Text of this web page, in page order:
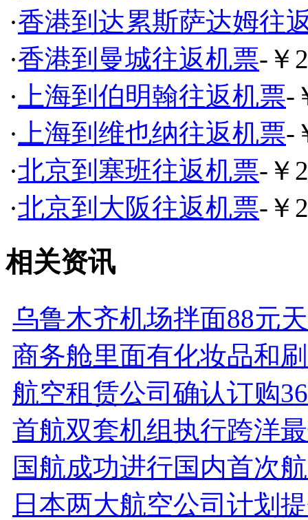
·香港到达累斯萨达姆往
·香港到曼城往返机票-￥
· 上海到伯明翰往返机票-
· 上海到维也纳往返机票-
·北京到塞班往返机票-￥
·北京到大阪往返机票-￥
相关资讯
乌鲁木齐机场拌面88元
商务舱里面有化妆品和
航空租赁公司确认订购
首航双套机组执行跨洋
国航成功进行国内首次
日本两大航空公司计划